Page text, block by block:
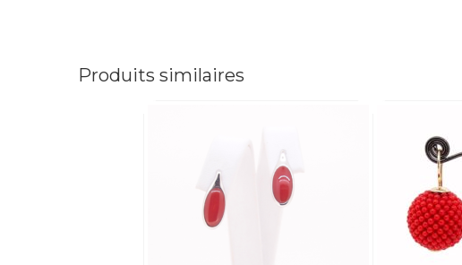
Produits similaires